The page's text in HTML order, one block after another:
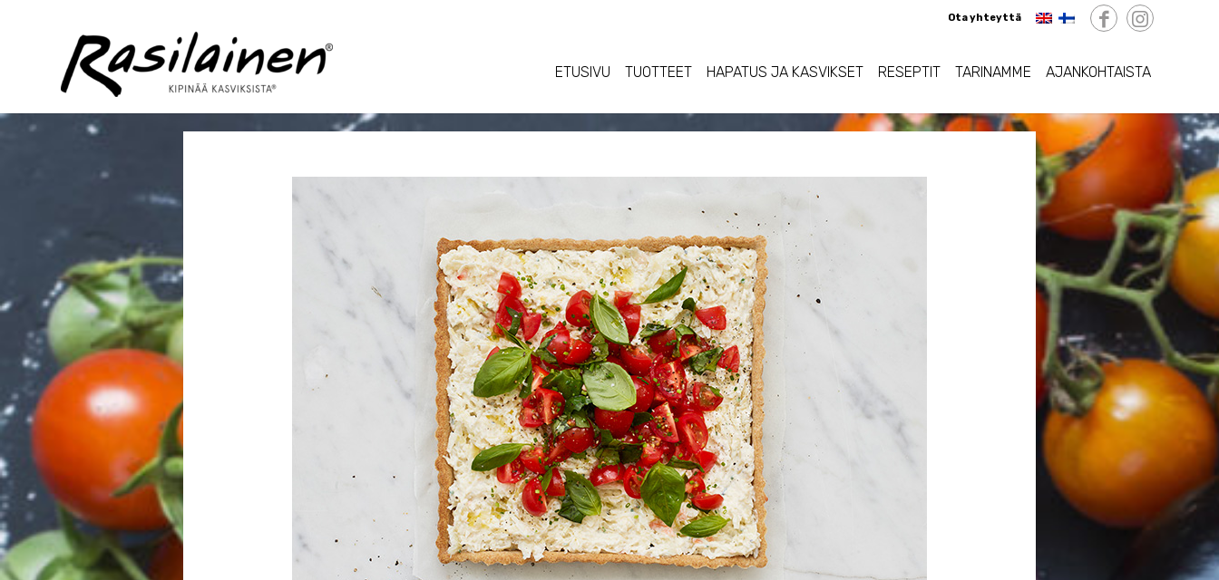
Ota yhteyttä
ETUSIVU TUOTTEET HAPATUS JA KASVIKSET RESEPTIT TARINAMME AJANKOHTAISTA